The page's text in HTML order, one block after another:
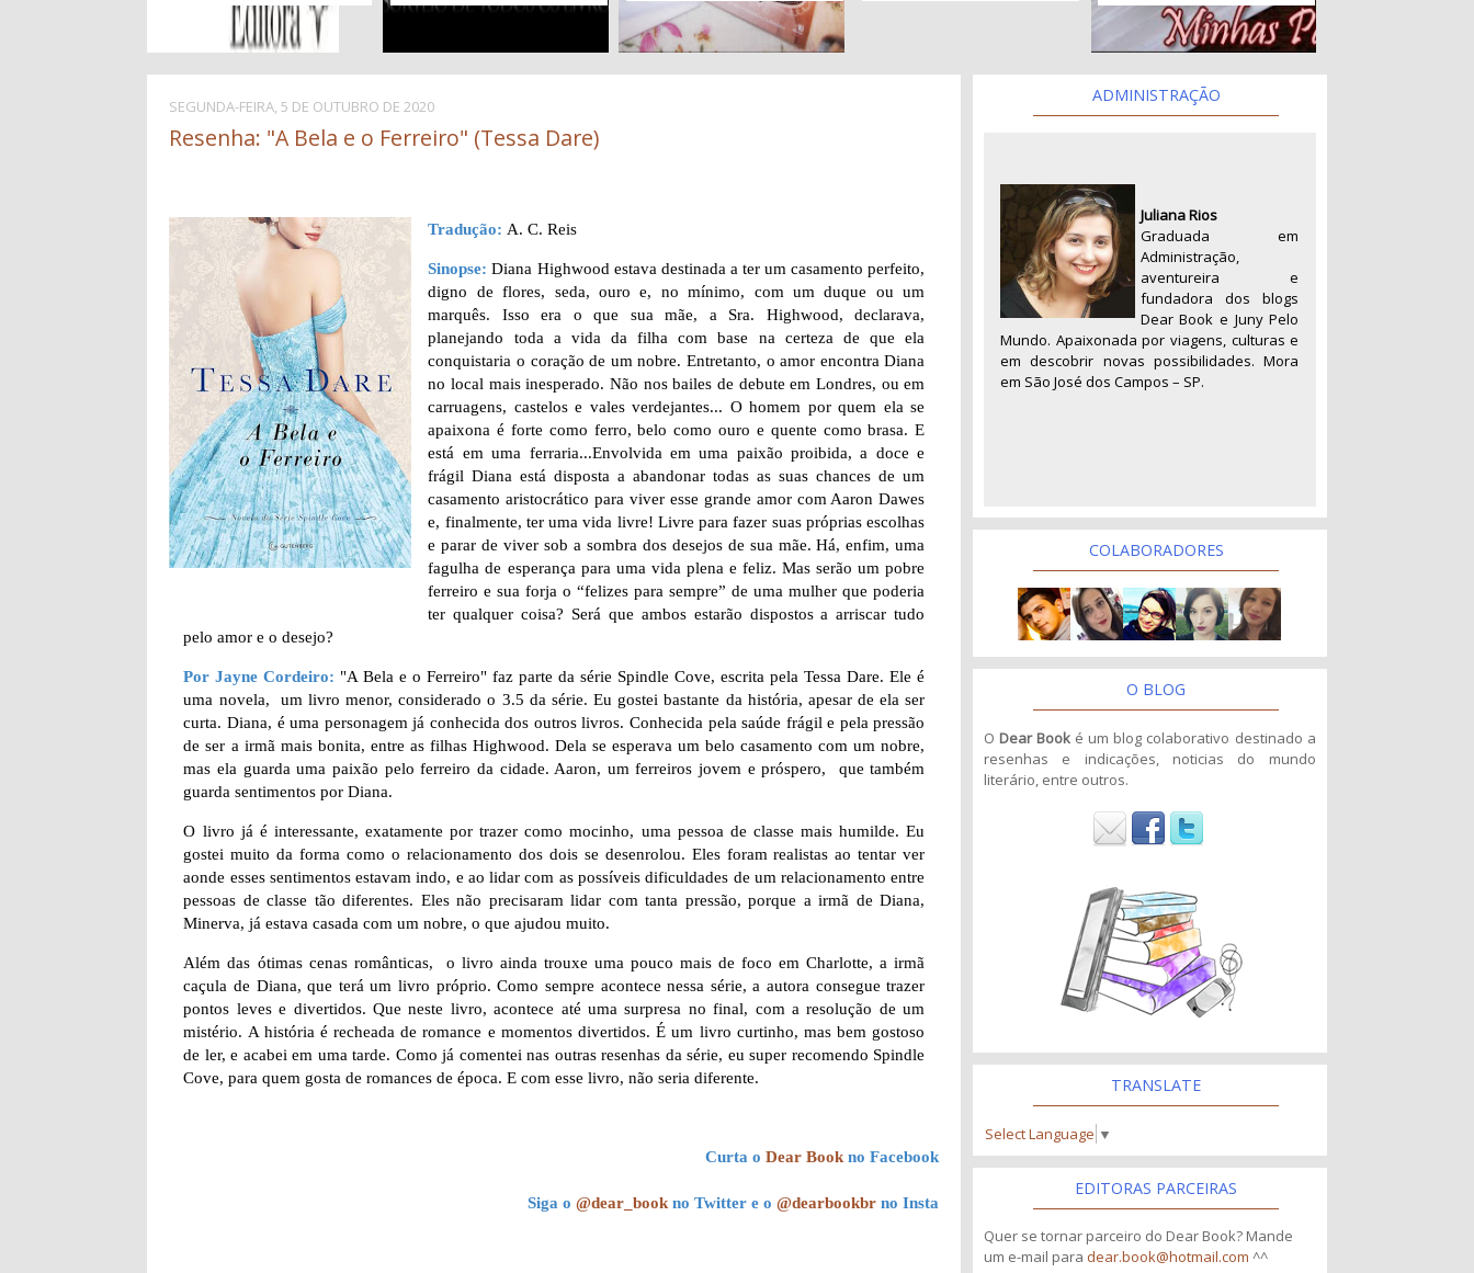
SEGUNDA-FEIRA, 5 DE OUTUBRO DE 2020
Resenha: "A Bela e o Ferreiro" (Tessa Dare)
Tradução:A. C. Reis
Sinopse: Diana Highwood estava destinada a ter um casamento perfeito,
digno de flores, seda, ouro e, no mínimo, com um duque ou um
marquês. Isso era o que sua mãe, a Sra. Highwood, declarava,
planejando toda a vida da filha com base na certeza de que ela
conquistaria o coração de um nobre. Entretanto, o amor encontra Diana
no local mais inesperado. Não nos bailes de debute em Londres, ou em
carruagens, castelos e vales verdejantes... O homem por quem ela se
apaixona é forte como ferro, belo como ouro e quente como brasa. E
está em uma ferraria...Envolvida em uma paixão proibida, a doce e
frágil Diana está disposta a abandonar todas as suas chances de um
casamento aristocrático para viver esse grande amor com Aaron Dawes
e, finalmente, ter uma vida livre! Livre para fazer suas próprias escolhas
e parar de viver sob a sombra dos desejos de sua mãe. Há, enfim, uma
fagulha de esperança para uma vida plena e feliz. Mas serão um pobre
ferreiro e sua forja o “felizes para sempre” de uma mulher que poderia
ter qualquer coisa? Será que ambos estarão dispostos a arriscar tudo
pelo amor e o desejo?
Por Jayne Cordeiro: "A Bela e o Ferreiro" faz parte da série Spindle Cove, escrita pela Tessa Dare. Ele é
uma novela, um livro menor, considerado o 3.5 da série. Eu gostei bastante da história, apesar de ela ser
curta. Diana, é uma personagem já conhecida dos outros livros. Conhecida pela saúde frágil e pela pressão
de ser a irmã mais bonita, entre as filhas Highwood. Dela se esperava um belo casamento com um nobre,
mas ela guarda uma paixão pelo ferreiro da cidade. Aaron, um ferreiros jovem e próspero, que também
guarda sentimentos por Diana.
O livro já é interessante, exatamente por trazer como mocinho, uma pessoa de classe mais humilde. Eu
gostei muito da forma como o relacionamento dos dois se desenrolou. Eles foram realistas ao tentar ver
aonde esses sentimentos estavam indo, e ao lidar com as possíveis dificuldades de um relacionamento entre
pessoas de classe tão diferentes. Eles não precisaram lidar com tanta pressão, porque a irmã de Diana,
Minerva, já estava casada com um nobre, o que ajudou muito.
Além das ótimas cenas românticas, o livro ainda trouxe uma pouco mais de foco em Charlotte, a irmã
caçula de Diana, que terá um livro próprio. Como sempre acontece nessa série, a autora consegue trazer
pontos leves e divertidos. Que neste livro, acontece até uma surpresa no final, com a resolução de um
mistério. A história é recheada de romance e momentos divertidos. É um livro curtinho, mas bem gostoso
de ler, e acabei em uma tarde. Como já comentei nas outras resenhas da série, eu super recomendo Spindle
Cove, para quem gosta de romances de época. E com esse livro, não seria diferente.
Curta oDear Book no Facebook
Siga o@dear_book no Twitter e o@dearbookbr no Insta
ADMINISTRAÇÃO
Juliana Rios
Graduada em
Administração,
aventureira e
fundadora dos blogs
Dear Book e Juny Pelo
Mundo. Apaixonada por viagens, culturas e
em descobrir novas possibilidades. Mora
em São José dos Campos – SP.
COLABORADORES
O BLOG
O Dear Book é um blog colaborativo destinado a
resenhas e indicações, noticias do mundo
literário, entre outros.
TRANSLATE
Select Language ▼
EDITORAS PARCEIRAS
Quer se tornar parceiro do Dear Book? Mande
um e-mail para dear.book@hotmail.com ^^